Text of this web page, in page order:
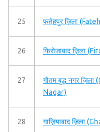
25 फतेहपुर ज़िला
26 फिरोजाबाद ज़िला
27
गौतम बुद्ध नगर
Nagar)
28 गाज़ियाबाद ज़िला